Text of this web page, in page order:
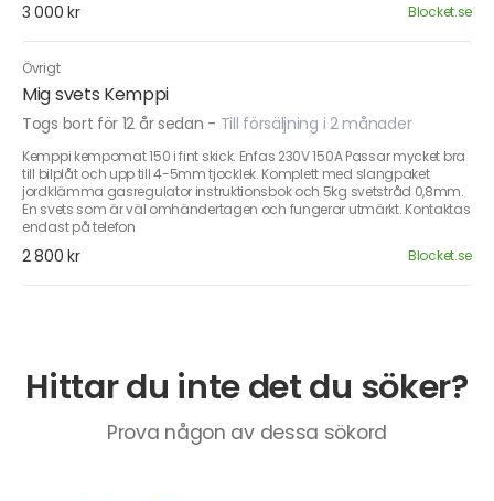
3 000 kr Blocket.se
Övrigt
Mig svets Kemppi
Togs bort för 12 år sedan - Till försäljning i 2 månader
Kemppi kempomat 150 i fint skick. Enfas 230V 150A Passar mycket bra
till bilplåt och upp till 4-5mm tjocklek. Komplett med slangpaket
jordklämma gasregulator instruktionsbok och 5kg svetstråd 0,8mm.
En svets som är väl omhändertagen och fungerar utmärkt. Kontaktas
endast på telefon
2 800 kr Blocket.se
Hittar du inte det du söker?
Prova någon av dessa sökord